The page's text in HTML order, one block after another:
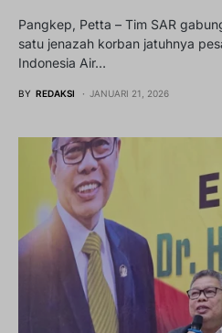
Pangkep, Petta – Tim SAR
satu jenazah korban jatuhnya
Indonesia Air…
BY REDAKSI JANUARI 21, 2026